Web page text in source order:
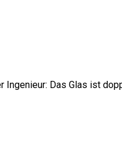
Das Glas ist